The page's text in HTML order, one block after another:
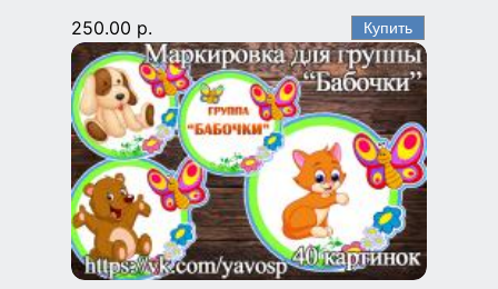
250.00 р.